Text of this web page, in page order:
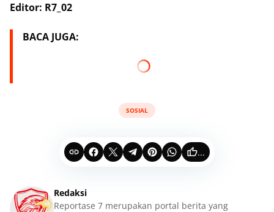
Editor: R7_02
BACA JUGA:
SOSIAL
...
Redaksi
Reportase 7 merupakan portal berita yang